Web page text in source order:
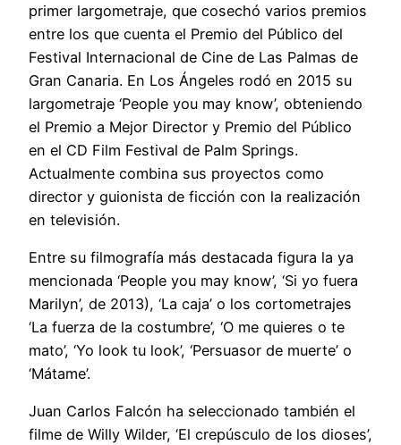
primer largometraje, que cosechó varios premios
entre los que cuenta el Premio del Público del
Festival Internacional de Cine de Las Palmas de
Gran Canaria. En Los Ángeles rodó en 2015 su
largometraje ‘People you may know’, obteniendo
el Premio a Mejor Director y Premio del Público
en el CD Film Festival de Palm Springs.
Actualmente combina sus proyectos como
director y guionista de ficción con la realización
en televisión.
Entre su filmografía más destacada figura la ya
mencionada ‘People you may know’, ‘Si yo fuera
Marilyn’, de 2013), ‘La caja’ o los cortometrajes
‘La fuerza de la costumbre’, ‘O me quieres o te
mato’, ‘Yo look tu look’, ‘Persuasor de muerte’ o
‘Mátame’.
Juan Carlos Falcón ha seleccionado también el
filme de Willy Wilder, ‘El crepúsculo de los dioses’,